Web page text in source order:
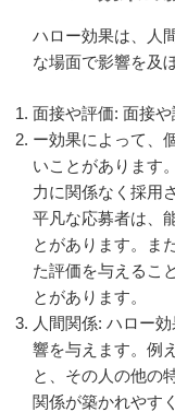
ハロー効果は、人
な場面で影響を及
面接や評価: 面接
ー効果によって、
いことがあります
力に関係なく採用
平凡な応募者は、
とがあります。ま
た評価を与えるこ
とがあります。
人間関係: ハロー
響を与えます。例
と、その人の他の
関係が築かれやす